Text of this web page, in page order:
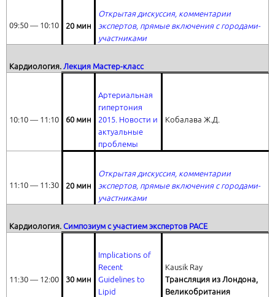
09:50 ― 10:10 20 мин
Открытая дискуссия, комментарии
экспертов, прямые включения с городами-
участниками
Кардиология. Лекция Мастер-класс
10:10 ― 11:10 60 мин
Артериальная
гипертония
2015. Новости и
актуальные
проблемы
Кобалава Ж.Д.
11:10 ― 11:30 20 мин
Открытая дискуссия, комментарии
экспертов, прямые включения с городами-
участниками
Кардиология. Симпозиум с участием экспертов PACE
11:30 ― 12:00 30 мин
Implications of
Recent
Guidelines to
Lipid
Kausik Ray
Трансляция из Лондона,
Великобритания